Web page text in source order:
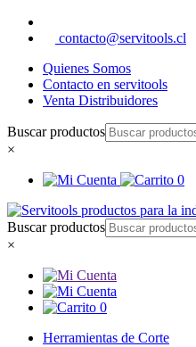
contacto@servitools.cl
Quienes Somos
Contacto en servitools
Venta Distribuidores
Buscar productos
×
0
Buscar productos
×
0
Herramientas de Corte